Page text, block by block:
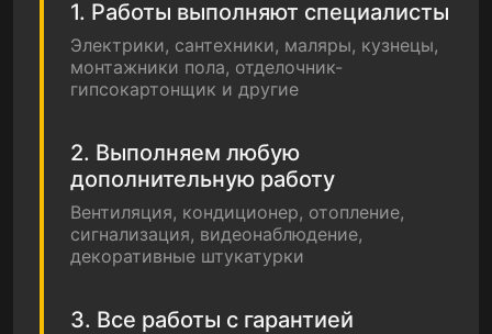
1. Работы выполняют специалисты
Электрики, сантехники, маляры, кузнецы,
монтажники пола, отделочник-
гипсокартонщик и другие
2. Выполняем любую
дополнительную работу
Вентиляция, кондиционер, отопление,
сигнализация, видеонаблюдение,
декоративные штукатурки
3. Все работы с гарантией